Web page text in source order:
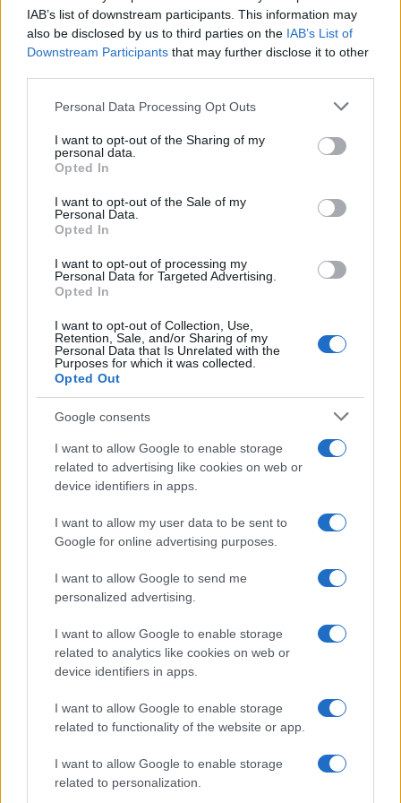
IAB’s list of downstream participants. This information may
also be disclosed by us to third parties on the IAB’s List of
Downstream Participants that may further disclose it to other
Please note that this website/app uses one or more Google
not limited to your visit or usage behaviour. You may click to
grant or deny consent to Google and its third-party tags to
use your data for below specified purposes in below Google
consent section.
Personal Data Processing Opt Outs
I want to opt-out of the Sharing of my
personal data.
Opted In
I want to opt-out of the Sale of my
Personal Data.
Opted In
I want to opt-out of processing my
Personal Data for Targeted Advertising.
Opted In
I want to opt-out of Collection, Use,
Retention, Sale, and/or Sharing of my
Personal Data that Is Unrelated with the
Purposes for which it was collected.
Opted Out
Google consents
I want to allow Google to enable storage
related to advertising like cookies on web or
device identifiers in apps.
I want to allow my user data to be sent to
Google for online advertising purposes.
I want to allow Google to send me
personalized advertising.
I want to allow Google to enable storage
related to analytics like cookies on web or
device identifiers in apps.
I want to allow Google to enable storage
related to functionality of the website or app.
I want to allow Google to enable storage
related to personalization.
Salvador Illa defiende el estado de
alarma de seis meses
29 octubre, 2020
indignado» con el discurso de
Casado
23 octubre, 2020
Fracasa la moción de censura de
Vox contra Pedro Sánchez
Sánchez va a detener la reforma del
22 octubre, 2020
Intervención de Pablo Iglesias en la
moción de censura
22 octubre, 2020
2 »
Quienes somos
Últimas Noticias
Síguenos en Facebook
Actualidad.es es la gran fuente de información social. Actualidad,
televisión, crónica, deportes, gente, política y todas las noticias sobre
su ciudad.